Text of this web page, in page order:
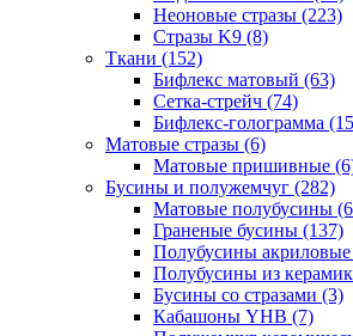
Неоновые стразы (223)
Стразы K9 (8)
Ткани (152)
Бифлекс матовый (63)
Сетка-стрейч (74)
Бифлекс-голограмма
Матовые стразы (6)
Матовые пришивные
Бусины и полужемчуг (282)
Матовые полубусины
Граненые бусины (137)
Полубусины
Полубусины из
Бусины со стразами (3)
Кабашоны YHB (7)